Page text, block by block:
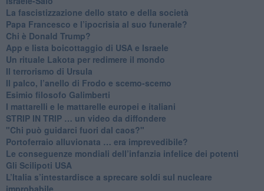
​La fascistizzazione dello stato e della società
Papa Francesco e l’ipocrisia al suo funerale?
​Chi è Donald Trump?
App e lista boicottaggio di USA e Israele
​Un rituale Lakota per redimere il mondo
Il terrorismo di Ursula
​Il palco, l’anello di Frodo e scemo-scemo
Esimio filosofo Galimberti
​I mattarelli e le mattarelle europei e italiani
​STRIP IN TRIP … un video da diffondere
"Chi può guidarci fuori dal caos?"
​Portoferraio alluvionata … era imprevedibile?
Le conseguenze mondiali dell’infanzia infelice dei potenti
​Gli Scilipoti USA
L’Italia s’intestardisce a sprecare soldi sul nucleare
improbabile